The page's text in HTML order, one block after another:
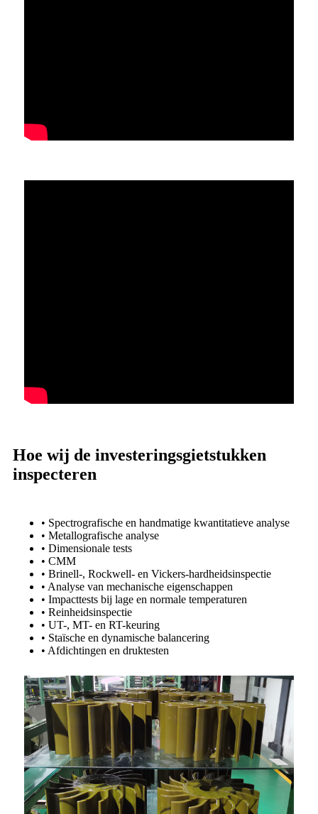
Hoe wij de investeringsgietstukken
inspecteren
• Spectrografische en handmatige kwantitatieve analyse
• Metallografische analyse
• Dimensionale tests
• CMM
• Brinell-, Rockwell- en Vickers-hardheidsinspectie
• Analyse van mechanische eigenschappen
• Impacttests bij lage en normale temperaturen
• Reinheidsinspectie
• UT-, MT- en RT-keuring
• Staïsche en dynamische balancering
• Afdichtingen en druktesten